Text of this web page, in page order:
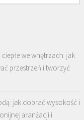
we wnętrzach: jak
przestrzeń i tworzyć
jak dobrać wysokość i
aranżacji i